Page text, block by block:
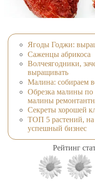
Ягоды Годжи:
Саженцы абрикоса
Волчеягодники,
выращивать
Малина: собираем
Обрезка малины по
малины
Секреты хорошей
ТОП 5 растений, на
успешный бизнес
Рейтинг